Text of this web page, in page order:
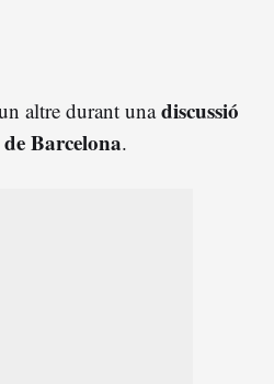
altre durant unadiscussió
Barcelona.